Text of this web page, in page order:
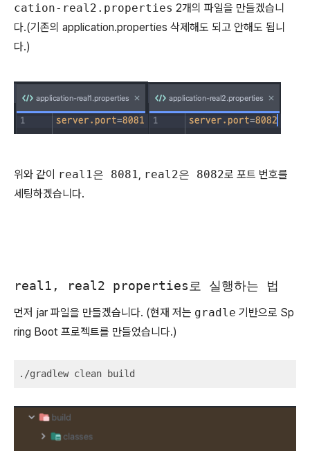
cation-real2.properties 2개의 파일을 만들겠습니
다.(기존의 application.properties 삭제해도 되고 안해도 됩니
다.)
위와 같이 real1은 8081, real2은 8082로 포트 번호를
세팅하겠습니다.
real1, real2 properties로 실행하는 법
먼저 jar 파일을 만들겠습니다. (현재 저는 gradle 기반으로 Sp
ring Boot 프로젝트를 만들었습니다.)
./gradlew clean build